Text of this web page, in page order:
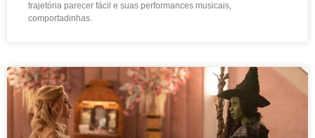
trajetória parecer fácil e suas performances musicais,
comportadinhas.